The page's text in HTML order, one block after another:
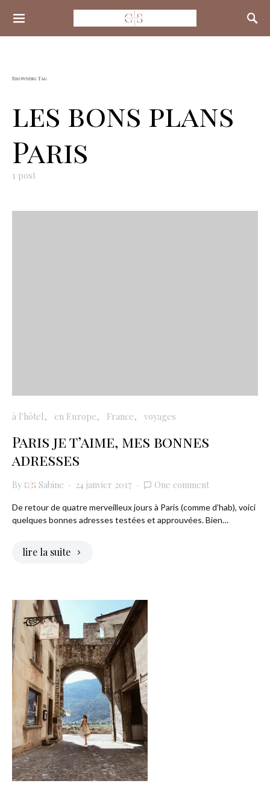
Search for:
Browsing Tag
les bons plans
Paris
1 post
à l'hôtel en Europe France voyages
Paris je t’aime, mes bonnes
adresses
By Sabine 24 janvier 2017 One comment
De retour de quatre merveilleux jours à Paris (comme d’hab), voici
quelques bonnes adresses testées et approuvées. Bien…
lire la suite